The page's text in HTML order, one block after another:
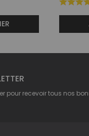
pour recevoir tous nos